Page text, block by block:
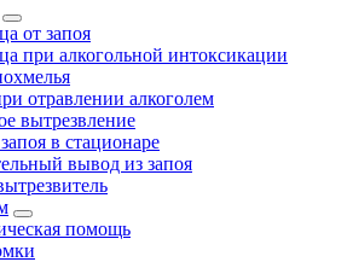
от запоя
при алкогольной интоксикации
отравлении алкоголем
вытрезвление
в стационаре
вывод из запоя
помощь